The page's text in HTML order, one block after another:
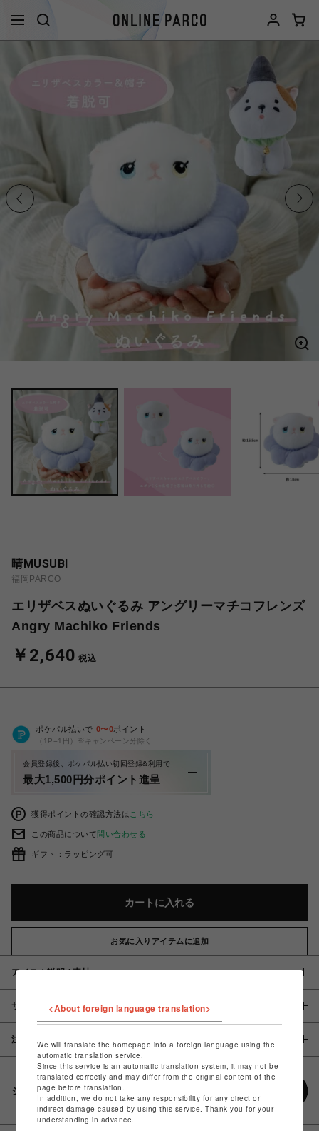
晴MUSUBI
福岡PARCO
エリザベスぬいぐるみ アングリーマチコフレンズ
Angry Machiko Friends
￥2,640 税込
ポケパル払いで 0〜0ポイント
（1P=1円）※キャンペーン分除く
会員登録後、ポケパル払い初回登録&利用で
最大1,500円分ポイント進呈
獲得ポイントの確認方法は こちら
この商品について問い合わせる
ギフト：ラッピング可
カートに入れる
お気に入りアイテムに追加
アイテム説明 / 素材
サイズ
注意事項
シェアする
<About foreign language translation>
We will translate the homepage into a foreign language using the
automatic translation service.
Since this service is an automatic translation system, it may not be
translated correctly and may differ from the original content of the
page before translation.
In addition, we do not take any responsibility for any direct or
indirect damage caused by using this service. Thank you for your
understanding in advance.